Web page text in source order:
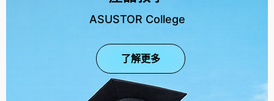
ASUSTOR College
了解更多